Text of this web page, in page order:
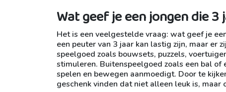
Wat geef je een jongen die
Het is een veelgestelde vraag: wat geef je
een peuter van 3 jaar kan lastig zijn, maar er
speelgoed zoals bouwsets, puzzels,
stimuleren. Buitenspeelgoed zoals een bal
spelen en bewegen aanmoedigt. Door te
geschenk vinden dat niet alleen leuk is,